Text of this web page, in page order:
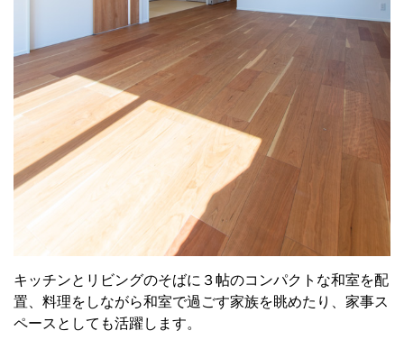
キッチンとリビングのそばに３帖のコンパクトな和室を配
置、料理をしながら和室で過ごす家族を眺めたり、家事ス
ペースとしても活躍します。